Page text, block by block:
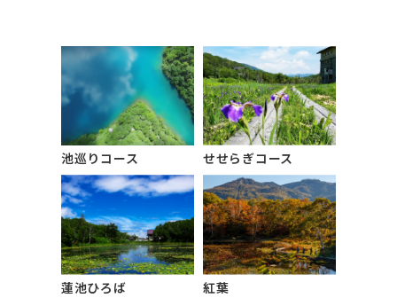
池巡りコース せせらぎコース
蓮池ひろば 紅葉